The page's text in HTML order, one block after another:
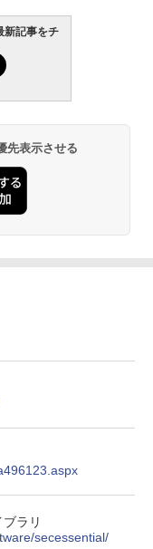
テキスト 第４版
思い通りの絵を引き
HTML & CSSとWe
・カタログ: 本体ハ
トウェアのパーフ
(16GB) 7イ
色調調節ライト、12
広告なし、ブラッ
みやすい、6週間持
チディスプレイ電子
ク、16GB、広告な
節ライト、12週間
カラーディスプレ
新記事をチ
先表示させる
ラリ
secessential/